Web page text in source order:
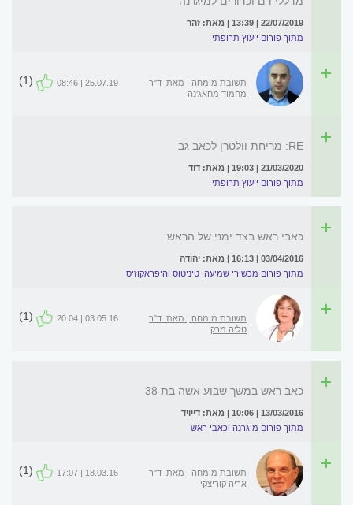
22/07/2019 | 13:39 | מאת: זהר
מתוך פורום ייעוץ תרופתי
תשובת מומחה | מאת: ד"ר
מחמוד מחאג'נה
25.07.19 | 08:46
(1)
RE: מריחת וולטרן לכאב גב
21/03/2020 | 19:03 | מאת: דוד
מתוך פורום ייעוץ תרופתי
כאבי ראש בצד ימני של הראש
03/04/2016 | 16:13 | מאת: יהודה
מתוך פורום מכשירי שמיעה, טיניטוס והיפראקוזיס
תשובת מומחה | מאת: ד"ר
טליה מרק
03.05.16 | 20:04
(1)
כאב ראש במשך שבוע אשה בת 38
13/03/2016 | 10:06 | מאת: דייויד
מתוך פורום מיגרנה וכאבי ראש
תשובת מומחה | מאת: ד"ר
אריה קוריצקי
18.03.16 | 17:07
(1)